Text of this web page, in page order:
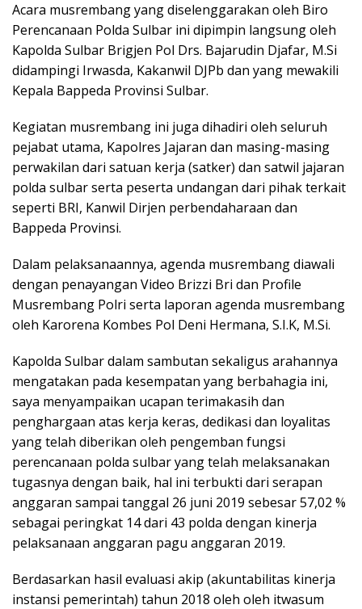
Acara musrembang yang diselenggarakan oleh Biro
Perencanaan Polda Sulbar ini dipimpin langsung oleh
Kapolda Sulbar Brigjen Pol Drs. Bajarudin Djafar, M.Si
didampingi Irwasda, Kakanwil DJPb dan yang mewakili
Kepala Bappeda Provinsi Sulbar.
Kegiatan musrembang ini juga dihadiri oleh seluruh
pejabat utama, Kapolres Jajaran dan masing-masing
perwakilan dari satuan kerja (satker) dan satwil jajaran
polda sulbar serta peserta undangan dari pihak terkait
seperti BRI, Kanwil Dirjen perbendaharaan dan
Bappeda Provinsi.
Dalam pelaksanaannya, agenda musrembang diawali
dengan penayangan Video Brizzi Bri dan Profile
Musrembang Polri serta laporan agenda musrembang
oleh Karorena Kombes Pol Deni Hermana, S.I.K, M.Si.
Kapolda Sulbar dalam sambutan sekaligus arahannya
mengatakan pada kesempatan yang berbahagia ini,
saya menyampaikan ucapan terimakasih dan
penghargaan atas kerja keras, dedikasi dan loyalitas
yang telah diberikan oleh pengemban fungsi
perencanaan polda sulbar yang telah melaksanakan
tugasnya dengan baik, hal ini terbukti dari serapan
anggaran sampai tanggal 26 juni 2019 sebesar 57,02 %
sebagai peringkat 14 dari 43 polda dengan kinerja
pelaksanaan anggaran pagu anggaran 2019.
Berdasarkan hasil evaluasi akip (akuntabilitas kinerja
instansi pemerintah) tahun 2018 oleh oleh itwasum